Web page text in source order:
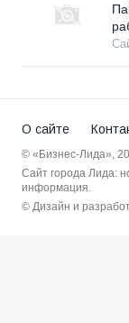
О сайте
© «Бизнес-Лида»,
Сайт города Лида:
информация.
© Дизайн и